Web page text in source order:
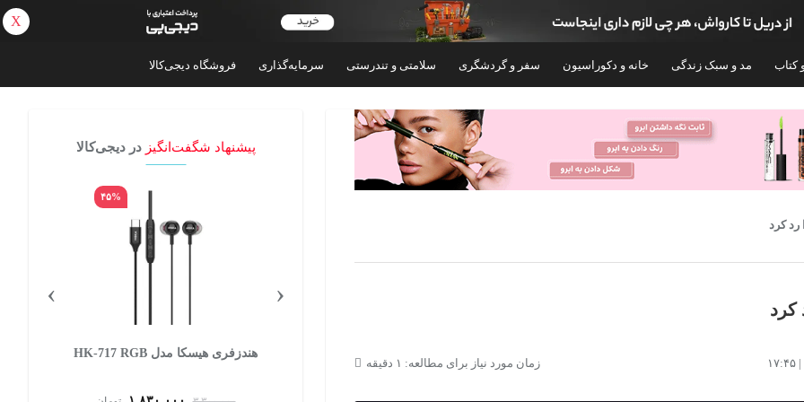
کتاب مد و سبک زندگی خانه و دکوراسیون سفر و گردشگری سلامتی و تندرستی سرمایه‌گذاری فروشگاه دیجی‌کالا
رد کرد
کرد
زمان مورد نیاز برای مطالعه: ۱ دقیقه
پیشنهاد شگفت‌انگیز در دیجی‌کالا
۴۵%
هندزفری هیسکا مدل HK-717 RGB
‹
›
X